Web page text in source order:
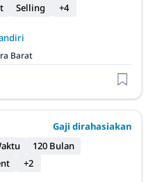
Selling +4
Barat
Gaji dirahasiakan
120 Bulan
+2